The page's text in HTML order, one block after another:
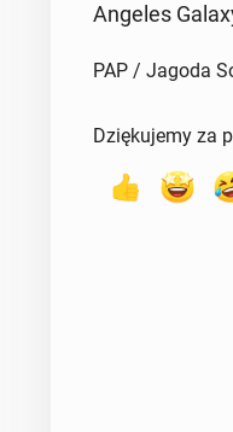
Angeles
PAP / Jagoda
Dziękujemy za